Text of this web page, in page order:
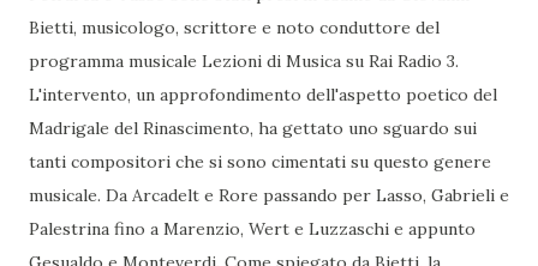
Bietti, musicologo, scrittore e noto conduttore del
programma musicale Lezioni di Musica su Rai Radio 3.
L'intervento, un approfondimento dell'aspetto poetico del
Madrigale del Rinascimento, ha gettato uno sguardo sui
tanti compositori che si sono cimentati su questo genere
musicale. Da Arcadelt e Rore passando per Lasso, Gabrieli e
Palestrina fino a Marenzio, Wert e Luzzaschi e appunto